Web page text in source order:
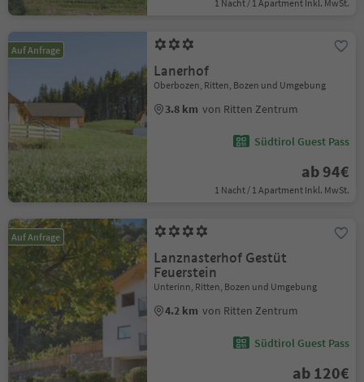
1 Nacht / 1 Apartment Inkl. MwSt.
Auf Anfrage
Lanerhof
Oberbozen, Ritten, Bozen und Umgebung
3.8 km von Ritten Zentrum
Südtirol Guest Pass
ab 94€
1 Nacht / 1 Apartment Inkl. MwSt.
Auf Anfrage
Lanznasterhof Gestüt
Feuerstein
Unterinn, Ritten, Bozen und Umgebung
4.2 km von Ritten Zentrum
Südtirol Guest Pass
ab 120€